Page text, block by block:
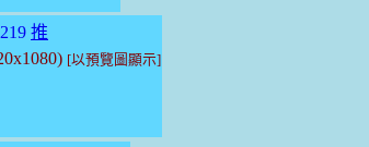
推
[以預覽圖顯示]